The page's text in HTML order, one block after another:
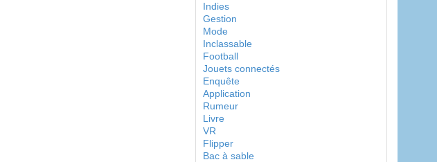
Indies
Gestion
Mode
Inclassable
Football
Jouets connectés
Enquête
Application
Rumeur
Livre
VR
Flipper
Bac à sable